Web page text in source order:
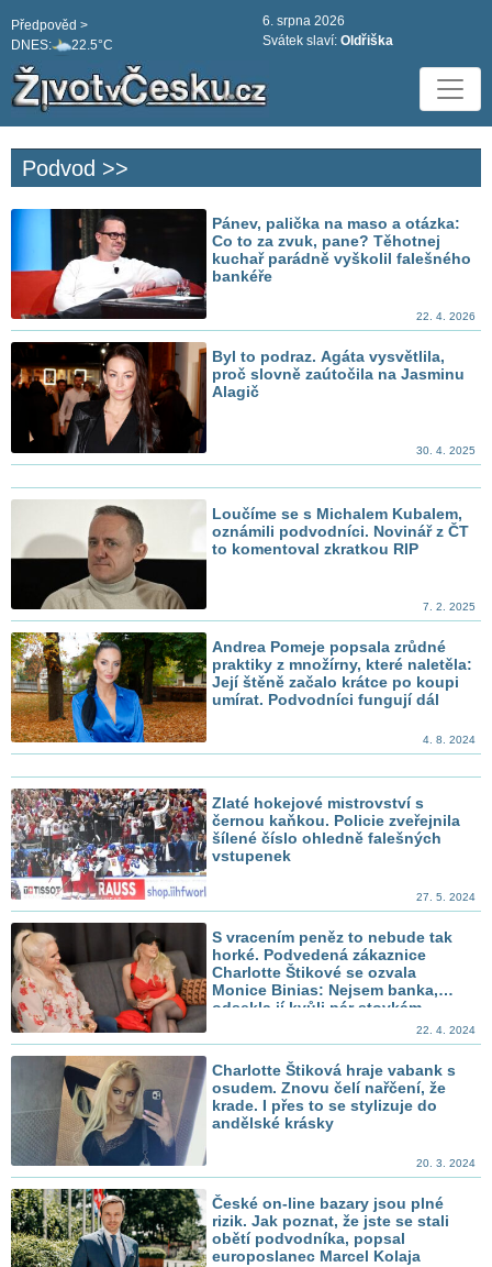
DNES: 22.5°C
Předpověd >
6. srpna 2026
Svátek slaví: Oldřiška
Podvod >>
Pánev, palička na maso a otázka:
Co to za zvuk, pane? Těhotnej
kuchař parádně vyškolil falešného
bankéře
22. 4. 2026
Byl to podraz. Agáta vysvětlila,
proč slovně zaútočila na Jasminu
Alagič
30. 4. 2025
Loučíme se s Michalem Kubalem,
oznámili podvodníci. Novinář z ČT
to komentoval zkratkou RIP
7. 2. 2025
Andrea Pomeje popsala zrůdné
praktiky z množírny, které naletěla:
Její štěně začalo krátce po koupi
umírat. Podvodníci fungují dál
4. 8. 2024
Zlaté hokejové mistrovství s
černou kaňkou. Policie zveřejnila
šílené číslo ohledně falešných
vstupenek
27. 5. 2024
S vracením peněz to nebude tak
horké. Podvedená zákaznice
Charlotte Štikové se ozvala
Monice Binias: Nejsem banka,
odsekla jí kvůli pár stovkám
22. 4. 2024
Charlotte Štiková hraje vabank s
osudem. Znovu čelí nařčení, že
krade. I přes to se stylizuje do
andělské krásky
20. 3. 2024
České on-line bazary jsou plné
rizik. Jak poznat, že jste se stali
obětí podvodníka, popsal
europoslanec Marcel Kolaja